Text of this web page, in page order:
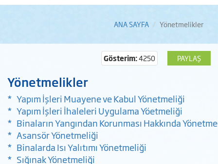
ANA SAYFA Yönetmelikler
PAYLAŞ
Gösterim:4250
Yönetmelikler
* Yapım İşleri Muayene ve Kabul Yönetmeliği
* Yapım İşleri İhaleleri Uygulama Yöetmeliği
* Binaların Yangından Korunması Hakkında
* Asansör Yönetmeliği
* Binalarda Isı Yalıtımı Yönetmeliği
* Sığınak Yönetmeliği